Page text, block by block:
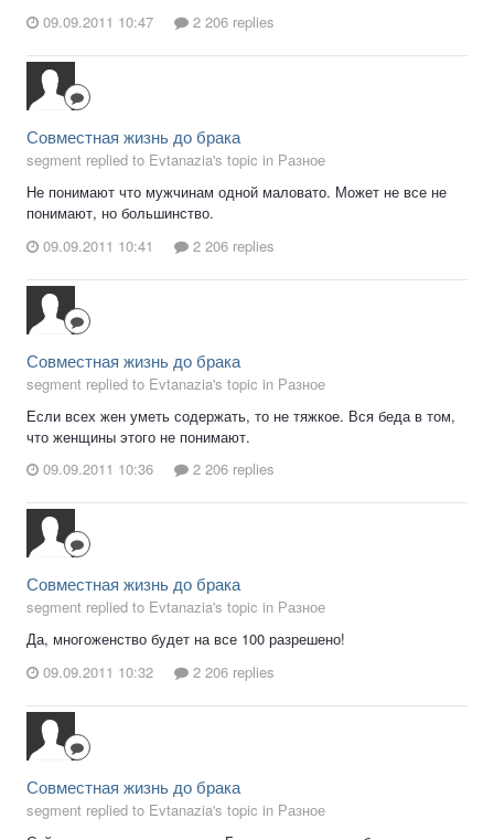
09.09.2011 10:47
2 206 replies
Совместная жизнь до брака
segment replied to Evtanazia's topic in Разное
Не понимают что мужчинам одной маловато. Может не все не
понимают, но большинство.
09.09.2011 10:41
2 206 replies
Совместная жизнь до брака
segment replied to Evtanazia's topic in Разное
Если всех жен уметь содержать, то не тяжкое. Вся беда в том,
что женщины этого не понимают.
09.09.2011 10:36
2 206 replies
Совместная жизнь до брака
segment replied to Evtanazia's topic in Разное
Да, многоженство будет на все 100 разрешено!
09.09.2011 10:32
2 206 replies
Совместная жизнь до брака
segment replied to Evtanazia's topic in Разное